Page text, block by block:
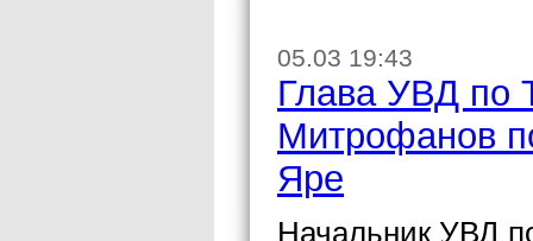
05.03 19:43
Глава УВД по
Митрофанов
Яре
Начальник УВД